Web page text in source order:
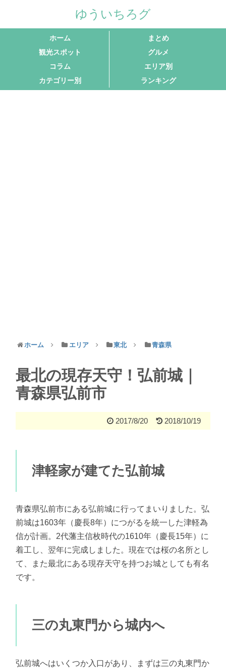
ゆういちろグ
ホーム
まとめ
観光スポット
グルメ
コラム
エリア別
カテゴリー別
ランキング
ホーム エリア 東北 青森県
最北の現存天守！弘前城｜
青森県弘前市
2017/8/20 2018/10/19
津軽家が建てた弘前城
青森県弘前市にある弘前城に行ってまいりました。弘
前城は1603年（慶長8年）につがるを統一した津軽為
信が計画。2代藩主信枚時代の1610年（慶長15年）に
着工し、翌年に完成しました。現在では桜の名所とし
て、また最北にある現存天守を持つお城としても有名
です。
三の丸東門から城内へ
弘前城へはいくつか入口があり、まずは三の丸東門か